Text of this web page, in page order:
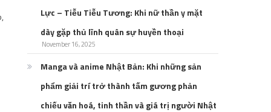
Lực – Tiễu Tiễu Tương: Khi nữ thần y mặt
dày gặp thủ lĩnh quân sự huyền thoại
November 16, 2025
Manga và anime Nhật Bản: Khi những sản
phẩm giải trí trở thành tấm gương phản
chiếu văn hoá, tinh thần và giá trị người Nhật